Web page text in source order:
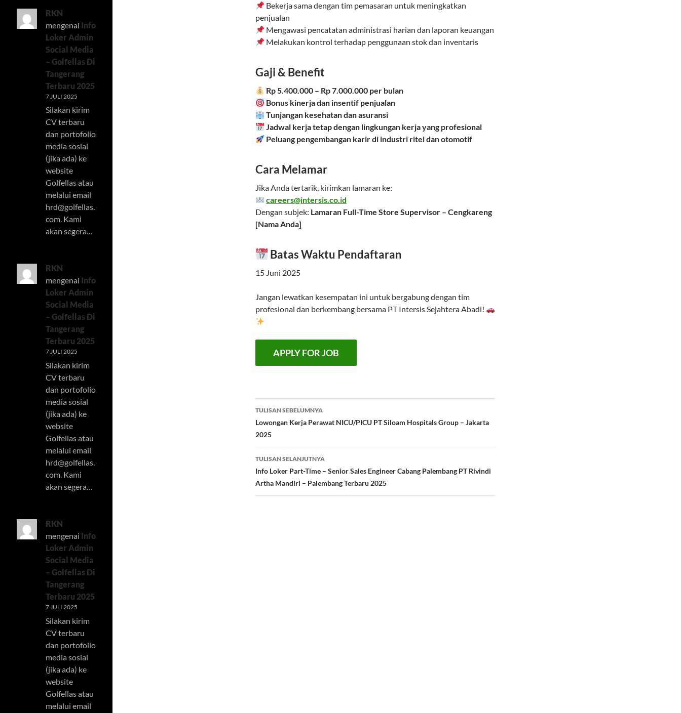
Bekerja sama dengan tim pemasaran untuk meningkatkan
penjualan
Mengawasi pencatatan administrasi harian dan laporan keuangan
Melakukan kontrol terhadap penggunaan stok dan inventaris
Gaji & Benefit
Rp 5.400.000 – Rp 7.000.000 per bulan
Bonus kinerja dan insentif penjualan
Tunjangan kesehatan dan asuransi
Jadwal kerja tetap dengan lingkungan kerja yang profesional
Peluang pengembangan karir di industri ritel dan otomotif
Cara Melamar
Jika Anda tertarik, kirimkan lamaran ke:
careers@intersis.co.id
Dengan subjek: Lamaran Full-Time Store Supervisor – Cengkareng
[Nama Anda]
Batas Waktu Pendaftaran
15 Juni 2025
Jangan lewatkan kesempatan ini untuk bergabung dengan tim
profesional dan berkembang bersama PT Intersis Sejahtera Abadi!
Navigasi
Tulisan
TULISAN SEBELUMNYA
Lowongan Kerja Perawat NICU/PICU PT Siloam Hospitals Group – Jakarta
2025
TULISAN SELANJUTNYA
Info Loker Part-Time – Senior Sales Engineer Cabang Palembang PT Rivindi
Artha Mandiri – Palembang Terbaru 2025
RKN
mengenai Info
Loker Admin
Social Media
– Golfellas Di
Tangerang
Terbaru 2025
7 JULI 2025
Silakan kirim
CV terbaru
dan portofolio
media sosial
(jika ada) ke
website
Golfellas atau
melalui email
hrd@golfellas.
com. Kami
akan segera…
RKN
mengenai Info
Loker Admin
Social Media
– Golfellas Di
Tangerang
Terbaru 2025
7 JULI 2025
Silakan kirim
CV terbaru
dan portofolio
media sosial
(jika ada) ke
website
Golfellas atau
melalui email
hrd@golfellas.
com. Kami
akan segera…
RKN
mengenai Info
Loker Admin
Social Media
– Golfellas Di
Tangerang
Terbaru 2025
7 JULI 2025
Silakan kirim
CV terbaru
dan portofolio
media sosial
(jika ada) ke
website
Golfellas atau
melalui email